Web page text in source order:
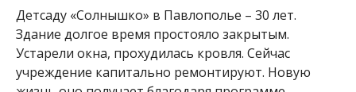
Детсаду «Солнышко» в Павлополье – 30 лет.
Здание долгое время простояло закрытым.
Устарели окна, прохудилась кровля. Сейчас
учреждение капитально ремонтируют. Новую